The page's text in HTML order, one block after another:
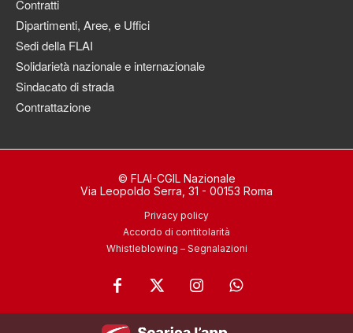
Contratti
Dipartimenti, Aree, e Uffici
Sedi della FLAI
Solidarietà nazionale e internazionale
Sindacato di strada
Contrattazione
© FLAI-CGIL Nazionale
Via Leopoldo Serra, 31 - 00153 Roma
Privacy policy
Accordo di contitolarità
Whistleblowing – Segnalazioni